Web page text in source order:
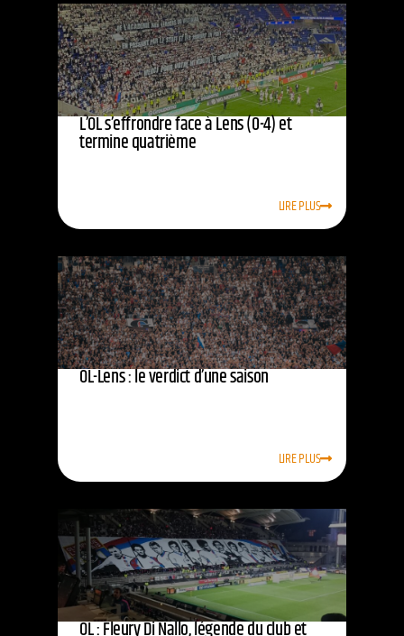
L’OL s’effrondre face à Lens (0-4) et
termine quatrième
LIRE PLUS
OL-Lens : le verdict d’une saison
LIRE PLUS
OL : Fleury Di Nallo, légende du club et